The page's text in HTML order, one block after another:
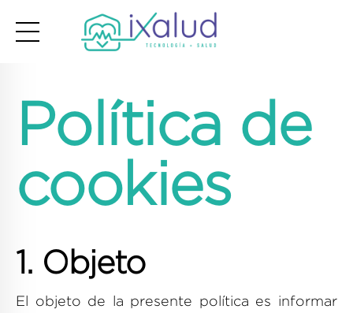
Política de
cookies
1. Objeto
El objeto de la presente política es informar